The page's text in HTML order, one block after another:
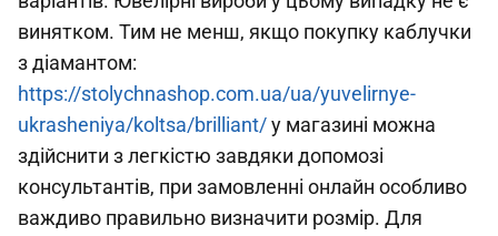
винятком. Тим не менш, якщо покупку каблучки
з діамантом:
https://stolychnashop.com.ua/ua/yuvelirnye-
ukrasheniya/koltsa/brilliant/у магазині можна
здійснити з легкістю завдяки допомозі
консультантів, при замовленні онлайн особливо
важдиво правильно визначити розмір. Для